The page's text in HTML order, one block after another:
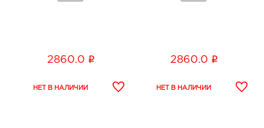
2860.0 i 2860.0 i